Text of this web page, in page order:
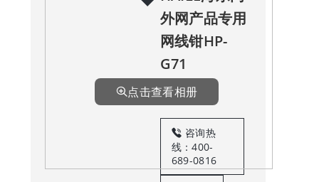
点击查看相册
外网产品专用
网线钳HP-
G71
咨询热
线：400-
689-0816